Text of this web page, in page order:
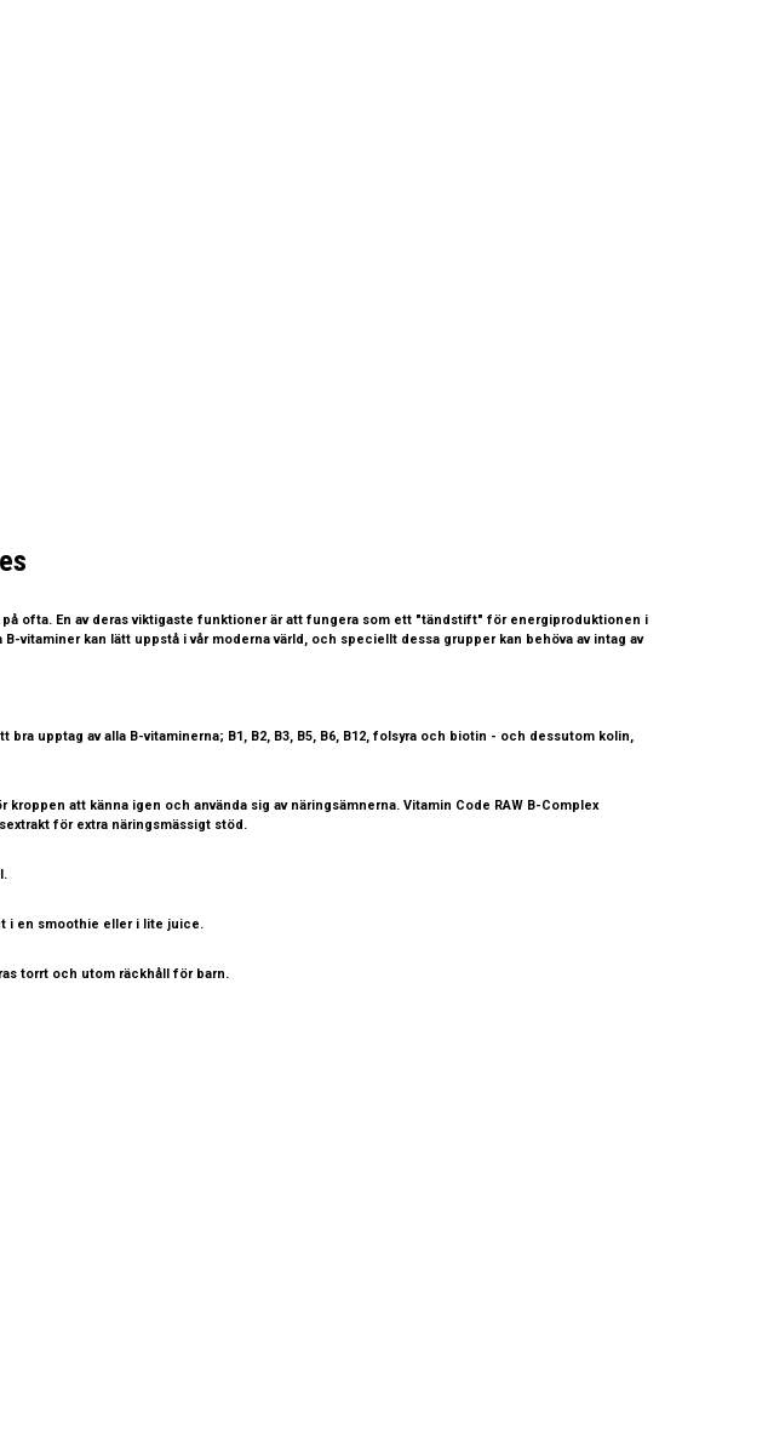
ofta. En av deras viktigaste funktioner är att fungera som ett "tändstift" för energiproduktionen i
vitaminer kan lätt uppstå i vår moderna värld, och speciellt dessa grupper kan behöva av intag av
upptag av alla B-vitaminerna; B1, B2, B3, B5, B6, B12, folsyra och biotin - och dessutom kolin,
att känna igen och använda sig av näringsämnerna. Vitamin Code RAW B-Complex
för extra näringsmässigt stöd.
i en smoothie eller i lite juice.
torrt och utom räckhåll för barn.